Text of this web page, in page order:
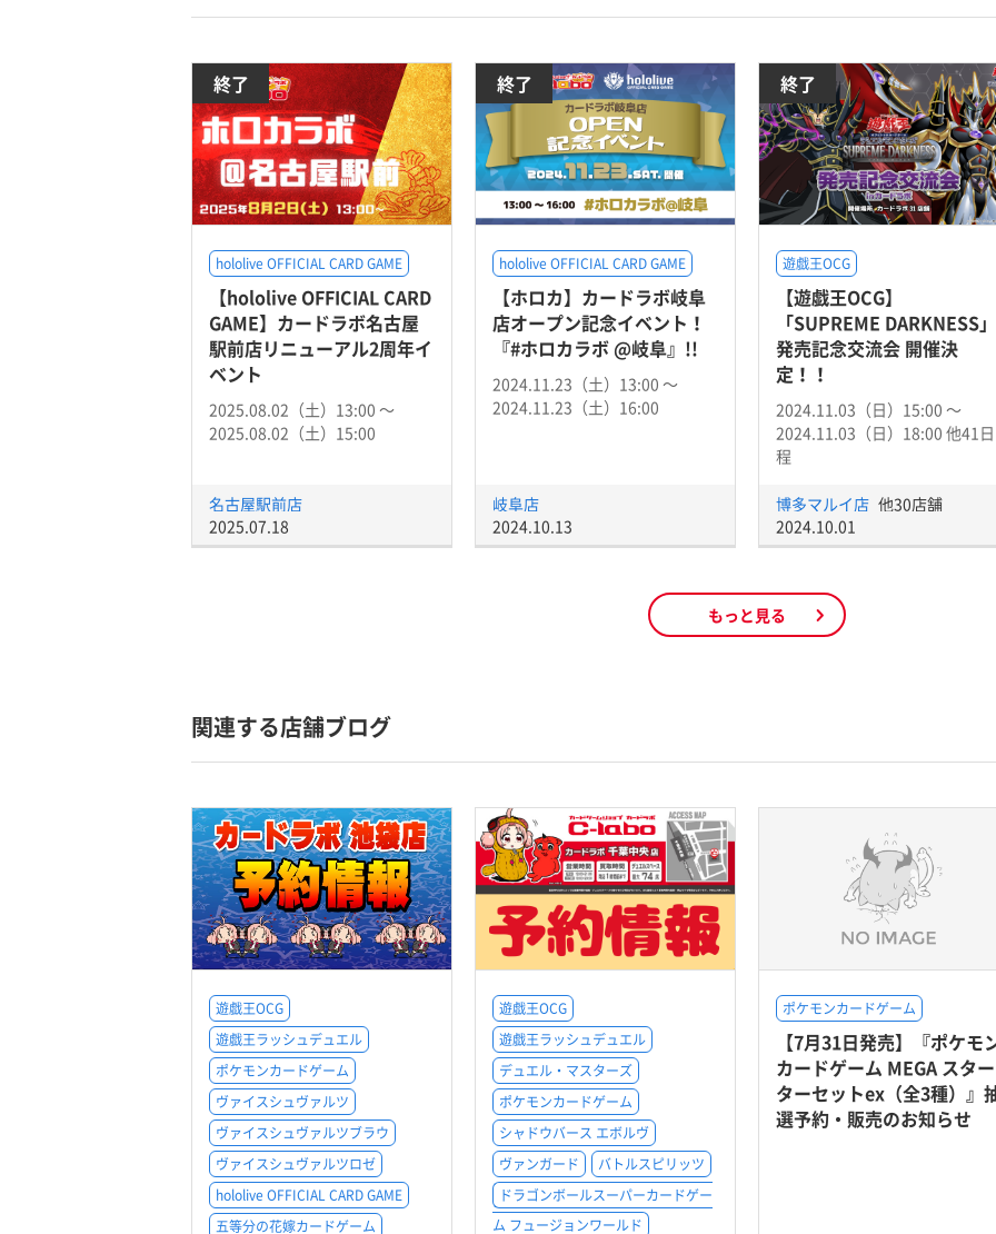
終了
hololive OFFICIAL CARD GAME
【hololive OFFICIAL CARD
GAME】カードラボ名古屋
駅前店リニューアル2周年イ
ベント
2025.08.02（土）13:00 〜
2025.08.02（土）15:00
名古屋駅前店
2025.07.18
終了
hololive OFFICIAL CARD GAME
【ホロカ】カードラボ岐阜
店オープン記念イベント！
『#ホロカラボ @岐阜』!!
2024.11.23（土）13:00 〜
2024.11.23（土）16:00
岐阜店
2024.10.13
終了
遊戯王OCG
【遊戯王OCG】
「SUPREME DARKNESS」
発売記念交流会 開催決
定！！
2024.11.03（日）15:00 〜
2024.11.03（日）18:00 他41日
程
博多マルイ店 他30店舗
2024.10.01
もっと見る
関連する店舗ブログ
遊戯王OCG
遊戯王ラッシュデュエル
ポケモンカードゲーム
ヴァイスシュヴァルツ
ヴァイスシュヴァルツブラウ
ヴァイスシュヴァルツロゼ
hololive OFFICIAL CARD GAME
五等分の花嫁カードゲーム
遊戯王OCG
遊戯王ラッシュデュエル
デュエル・マスターズ
ポケモンカードゲーム
シャドウバース エボルヴ
ヴァンガード
バトルスピリッツ
ドラゴンボールスーパーカードゲー
ム フュージョンワールド
ポケモンカードゲーム
【7月31日発売】『ポケモ
カードゲーム MEGA スター
ターセットex（全3種）』
選予約・販売のお知らせ